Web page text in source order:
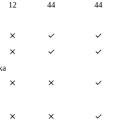
12 44 44